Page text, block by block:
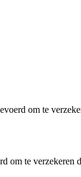
om te
om te